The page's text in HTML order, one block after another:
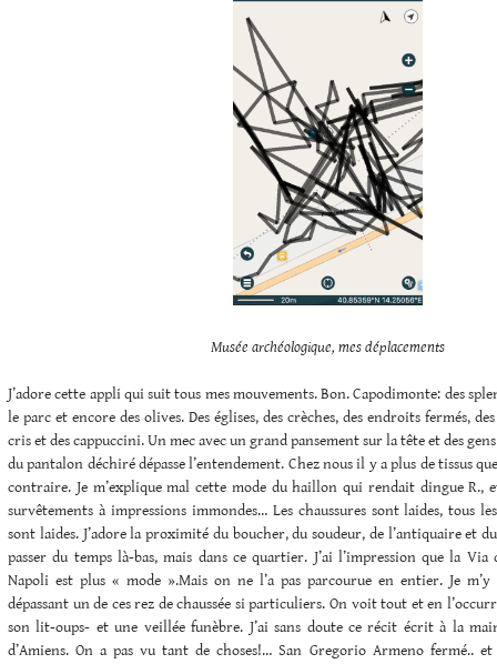
Musée archéologique, mes déplacements
J’adore cette appli qui suit tous mes mouvements. Bon. Capodimonte: des
le parc et encore des olives. Des églises, des crèches, des endroits fermés,
cris et des cappuccini. Un mec avec un grand pansement sur la tête et des
du pantalon déchiré dépasse l’entendement. Chez nous il y a plus de tissus
contraire. Je m’explique mal cette mode du haillon qui rendait dingue R.,
survêtements à impressions immondes… Les chaussures sont laides, tous
sont laides. J’adore la proximité du boucher, du soudeur, de l’antiquaire et
passer du temps là-bas, mais dans ce quartier. J’ai l’impression que la
Napoli est plus « mode ».Mais on ne l’a pas parcourue en entier. Je
dépassant un de ces rez de chaussée si particuliers. On voit tout et en
son lit-oups- et une veillée funèbre. J’ai sans doute ce récit écrit à la
d’Amiens. On a pas vu tant de choses!… San Gregorio Armeno fermé..